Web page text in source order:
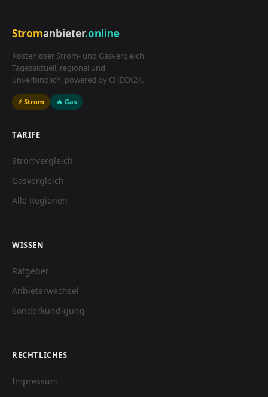
Stromanbieter.online
Kostenloser Strom- und Gasvergleich.
Tagesaktuell, regional und
unverbindlich, powered by CHECK24.
⚡ Strom 🔥 Gas
TARIFE
Stromvergleich
Gasvergleich
Alle Regionen
WISSEN
Ratgeber
Anbieterwechsel
Sonderkündigung
RECHTLICHES
Impressum